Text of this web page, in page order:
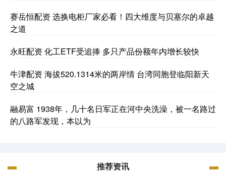
赛岳恒配资 选换电柜厂家必看！四大维度与贝塞尔的卓越
之道
永旺配资 化工ETF受追捧 多只产品份额年内增长较快
牛津配资 海拔520.1314米的两岸情 台湾同胞登临阳新天
空之城
融易富 1938年，几十名日军正在河中央洗澡，被一名路过
的八路军发现，本以为
推荐资讯